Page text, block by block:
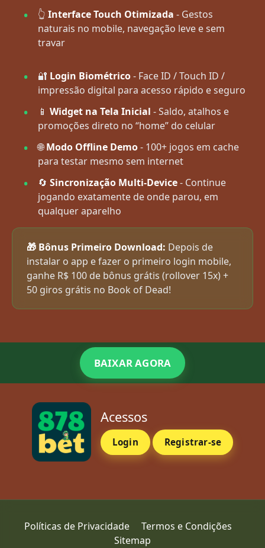
👆 Interface Touch Otimizada - Gestos
naturais no mobile, navegação leve e sem
travar
🔐 Login Biométrico- Face ID / Touch ID /
impressão digital para acesso rápido e seguro
📱 Widget na Tela Inicial - Saldo, atalhos e
promoções direto no “home” do celular
🌐Modo Offline Demo- 100+ jogos em cache
para testar mesmo sem internet
🔄 Sincronização Multi-Device- Continue
jogando exatamente de onde parou, em
qualquer aparelho
🎁 Bônus Primeiro Download: Depois de
instalar o app e fazer o primeiro login mobile,
ganhe R$ 100 de bônus grátis (rollover 15x) +
50 giros grátis no Book of Dead!
BAIXAR AGORA
Acessos
Login Registrar-se
Políticas de Privacidade
Termos e Condições
Sitemap